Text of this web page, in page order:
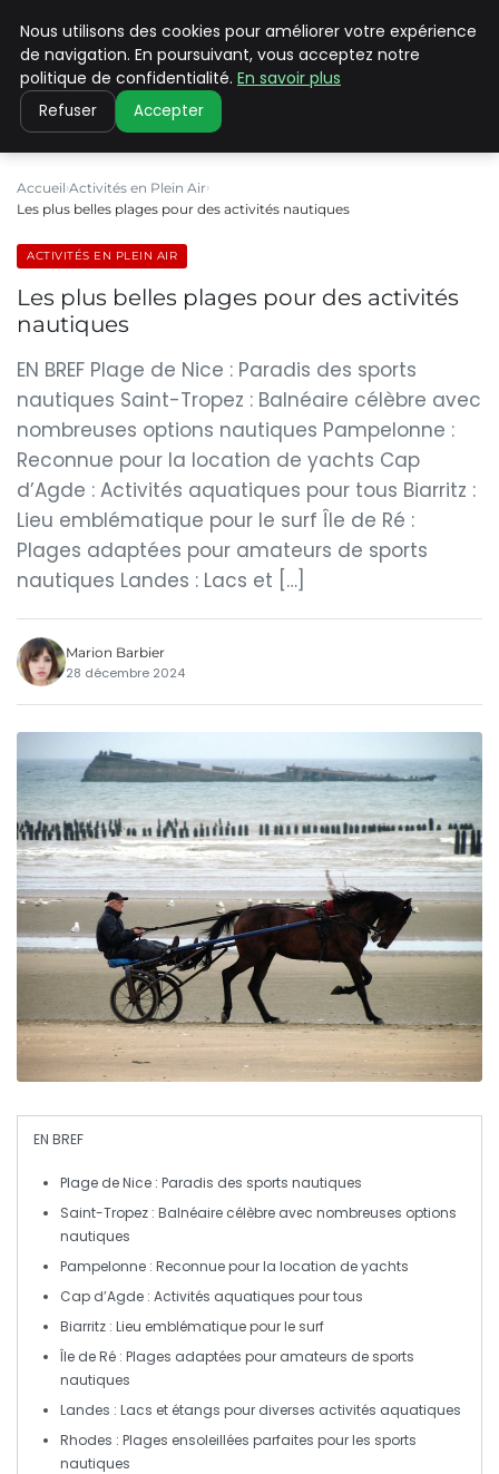
PILAT PATRIMOINES
Accueil Activités en Plein Air
Les plus belles plages pour des activités nautiques
ACTIVITÉS EN PLEIN AIR
Les plus belles plages pour des activités
nautiques
EN BREF Plage de Nice : Paradis des sports
nautiques Saint-Tropez : Balnéaire célèbre avec
nombreuses options nautiques Pampelonne :
Reconnue pour la location de yachts Cap
d’Agde : Activités aquatiques pour tous Biarritz :
Lieu emblématique pour le surf Île de Ré :
Plages adaptées pour amateurs de sports
nautiques Landes : Lacs et […]
Marion Barbier
28 décembre 2024
EN BREF
Plage de Nice : Paradis des sports nautiques
Saint-Tropez : Balnéaire célèbre avec nombreuses options
nautiques
Pampelonne : Reconnue pour la location de yachts
Cap d’Agde : Activités aquatiques pour tous
Biarritz : Lieu emblématique pour le surf
Île de Ré : Plages adaptées pour amateurs de sports
nautiques
Landes : Lacs et étangs pour diverses activités aquatiques
Rhodes : Plages ensoleillées parfaites pour les sports
nautiques
Nous utilisons des cookies pour améliorer votre expérience
de navigation. En poursuivant, vous acceptez notre
politique de confidentialité. En savoir plus
Refuser Accepter